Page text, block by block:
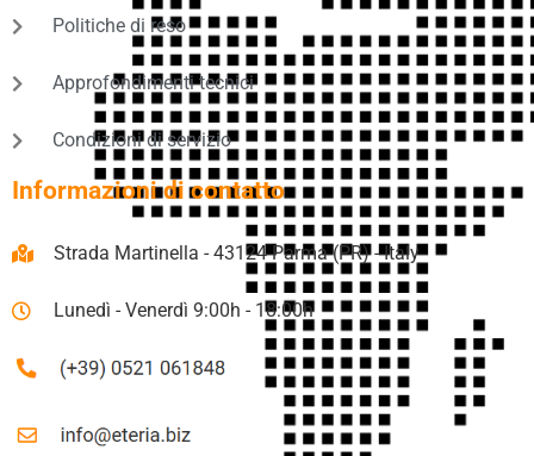
Politiche di reso
Approfondimenti tecnici
Condizioni di servizio
Informazioni di contatto
Strada Martinella - 43124 Parma (PR) - Italy
Lunedì - Venerdì 9:00h - 18:00h